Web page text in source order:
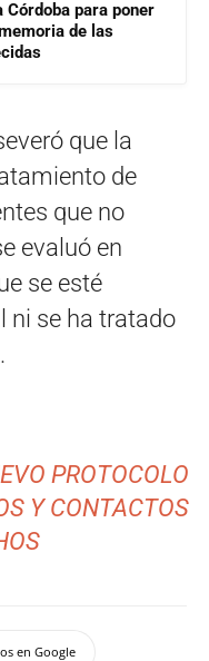
Córdoba para poner
de las
que la
de
que no
evaluó en
se esté
ni se ha tratado
PROTOCOLO
Y CONTACTOS
en Google